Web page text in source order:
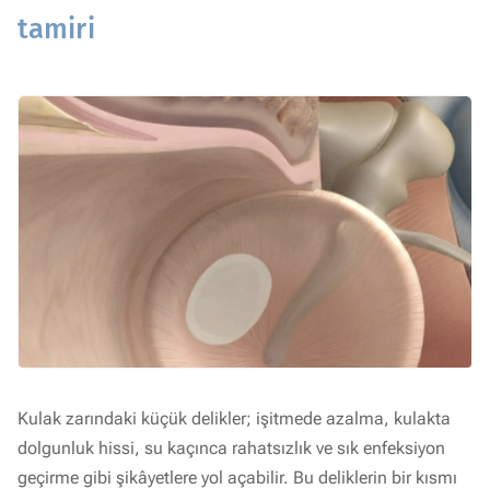
tamiri
Kulak zarındaki küçük delikler; işitmede azalma, kulakta
dolgunluk hissi, su kaçınca rahatsızlık ve sık enfeksiyon
geçirme gibi şikâyetlere yol açabilir. Bu deliklerin bir kısmı